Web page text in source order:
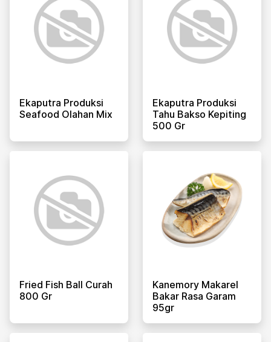
Ekaputra Produksi
Seafood Olahan Mix
Ekaputra Produksi
Tahu Bakso Kepiting
500 Gr
Fried Fish Ball Curah
800 Gr
Kanemory Makarel
Bakar Rasa Garam
95gr